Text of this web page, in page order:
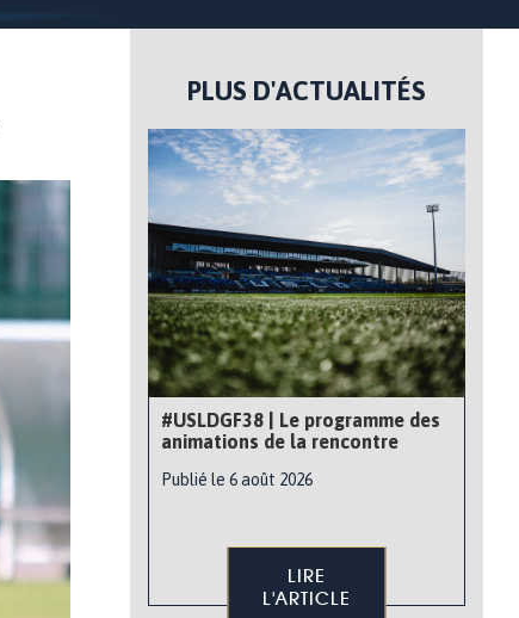
PLUS D'ACTUALITÉS
#USLDGF38 | Le programme des
animations de la rencontre
Publié le 6 août 2026
LIRE
L'ARTICLE